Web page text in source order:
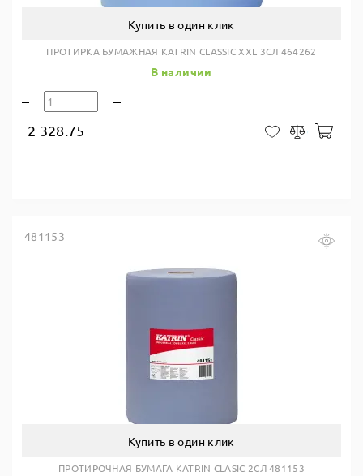
Купить в один клик
ПРОТИРКА БУМАЖНАЯ KATRIN CLASSIC XXL 3СЛ 464262
В наличии
2 328.75 В закладки
Сравнить
481153
Купить в один клик
ПРОТИРОЧНАЯ БУМАГА KATRIN CLASIC 2СЛ 481153